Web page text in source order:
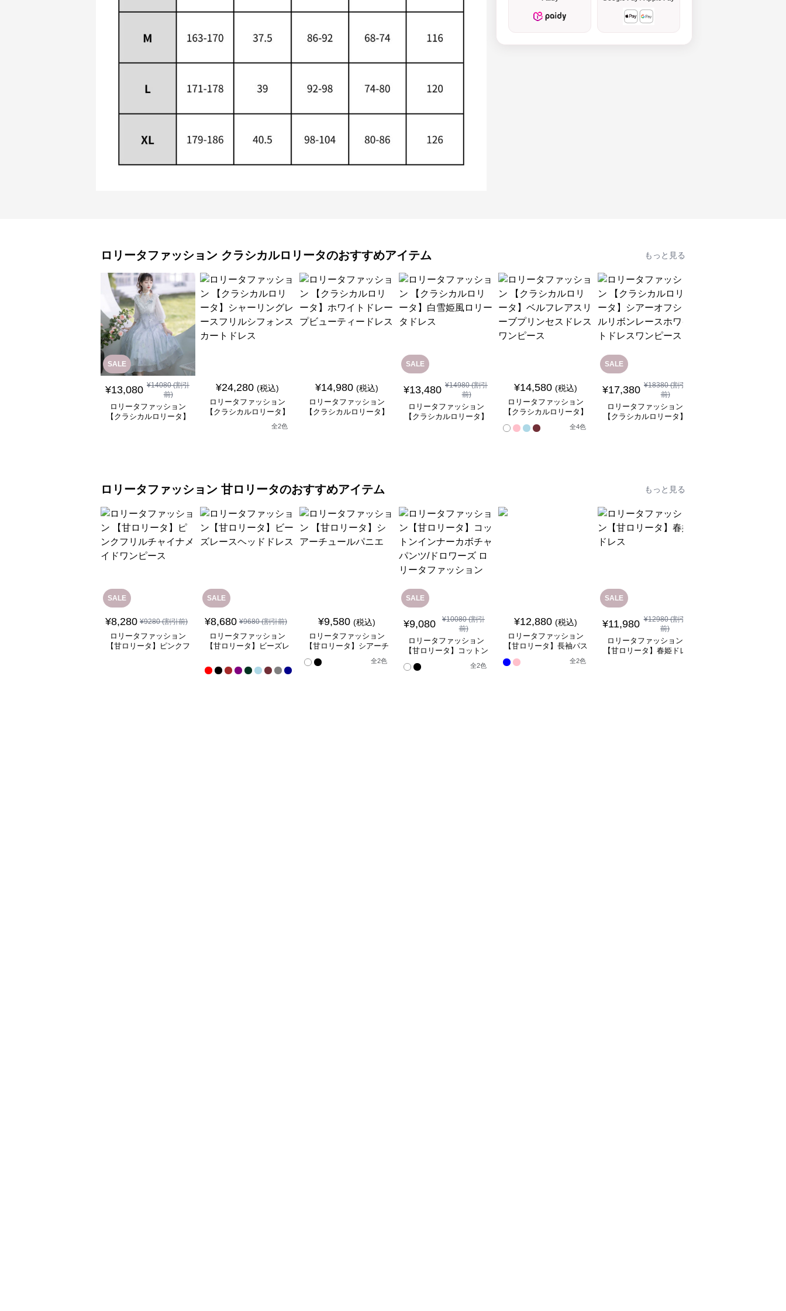
ロリータファッション クラシカルロリータのおすすめアイテム もっと見る
SALE
¥13,080 ¥14080(割引
前)
ロリータファッション
【クラシカルロリータ】
¥24,280 (税込)
ロリータファッション
【クラシカルロリータ】
シャーリングレースフリ
ルシフォンスカートドレ
全2色
¥14,980 (税込)
ロリータファッション
【クラシカルロリータ】
SALE
¥13,480 ¥14980(割引
前)
ロリータファッション
【クラシカルロリータ】
¥14,580 (税込)
ロリータファッション
【クラシカルロリータ】
ベルフレアスリーブプリ
ンセスドレスワンピース
全4色
SALE
¥17,380 ¥18380(割引
前)
ロリータファッション
【クラシカルロリータ】
ロリータファッション 甘ロリータのおすすめアイテム もっと見る
SALE
¥8,280 ¥9280(割引前)
ロリータファッション
【甘ロリータ】ピンクフ
SALE
¥8,680 ¥9680(割引前)
ロリータファッション
【甘ロリータ】ビーズレ
¥9,580 (税込)
ロリータファッション
【甘ロリータ】シアーチ
全2色
SALE
¥9,080 ¥10080(割引
前)
ロリータファッション
【甘ロリータ】コットン
インナーカボチャパン
ツ/ドロワーズ ロリータ
全2色
¥12,880 (税込)
ロリータファッション
【甘ロリータ】長袖パス
全2色
SALE
¥11,980 ¥12980(割引
前)
ロリータファッション
【甘ロリータ】春姫ドレ